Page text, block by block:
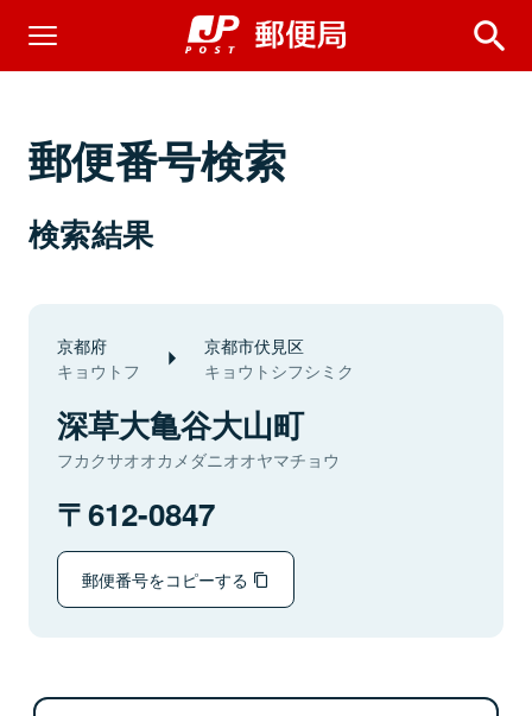
郵便番号検索
検索結果
京都府
キョウトフ
京都市伏見区
キョウトシフシミク
深草大亀谷大山町
フカクサオオカメダニオオヤマチョウ
612-0847
郵便番号をコピーする